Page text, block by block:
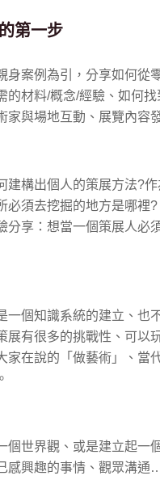
第一步
身案例為引，分享如何從
的材料/概念/經驗、如何
家與場地互動、展覽內容
建構出個人的策展方法?
必須去挖掘的地方是哪裡
分享：想當一個策展人必
一個知識系統的建立、也
展有很多的挑戰性、可以
家在說的「做藝術」、當
個世界觀、或是建立起一
感興趣的事情、觀眾溝通